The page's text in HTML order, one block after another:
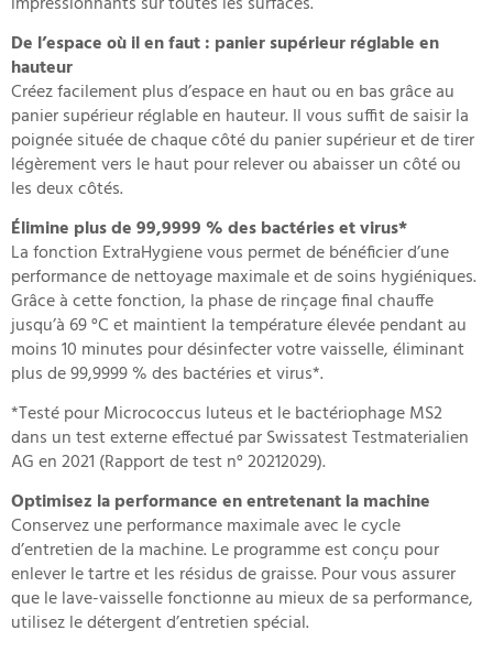
De l’espace où il en faut : panier supérieur réglable en
hauteur
Créez facilement plus d’espace en haut ou en bas grâce au
panier supérieur réglable en hauteur. Il vous suffit de saisir la
poignée située de chaque côté du panier supérieur et de tirer
légèrement vers le haut pour relever ou abaisser un côté ou
les deux côtés.
Élimine plus de 99,9999 % des bactéries et virus*
La fonction ExtraHygiene vous permet de bénéficier d’une
performance de nettoyage maximale et de soins hygiéniques.
Grâce à cette fonction, la phase de rinçage final chauffe
jusqu’à 69 °C et maintient la température élevée pendant au
moins 10 minutes pour désinfecter votre vaisselle, éliminant
plus de 99,9999 % des bactéries et virus*.
*Testé pour Micrococcus luteus et le bactériophage MS2
dans un test externe effectué par Swissatest Testmaterialien
AG en 2021 (Rapport de test n° 20212029).
Optimisez la performance en entretenant la machine
Conservez une performance maximale avec le cycle
d’entretien de la machine. Le programme est conçu pour
enlever le tartre et les résidus de graisse. Pour vous assurer
que le lave-vaisselle fonctionne au mieux de sa performance,
utilisez le détergent d’entretien spécial.